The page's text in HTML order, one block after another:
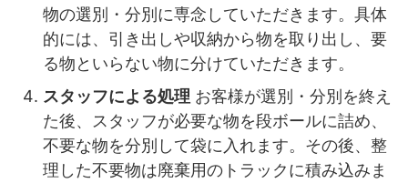
物の選別・分別に専念していただきます。具体
的には、引き出しや収納から物を取り出し、要
る物といらない物に分けていただきます。
スタッフによる処理 お客様が選別・分別を終え
た後、スタッフが必要な物を段ボールに詰め、
不要な物を分別して袋に入れます。その後、整
理した不要物は廃棄用のトラックに積み込みま